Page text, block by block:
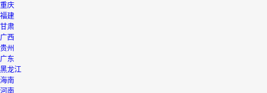
重庆
福建
甘肃
广西
贵州
广东
黑龙江
海南